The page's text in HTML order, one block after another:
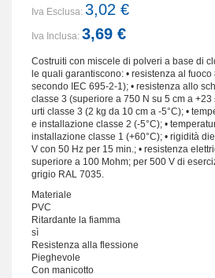
Iva Esclusa: 3,02 €
Iva Inclusa: 3,69 €
Costruiti con miscele di polveri a base di
le quali garantiscono: • resistenza al
secondo IEC 695-2-1); • resistenza allo
classe 3 (superiore a 750 N su 5 cm a +23
urti classe 3 (2 kg da 10 cm a -5°C); •
e installazione classe 2 (-5°C); •
installazione classe 1 (+60°C); • rigidità
V con 50 Hz per 15 min.; • resistenza
superiore a 100 Mohm; per 500 V di
grigio RAL 7035.
Materiale
PVC
Ritardante la fiamma
sì
Resistenza alla flessione
Pieghevole
Con manicotto